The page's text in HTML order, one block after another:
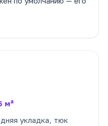
м²
укладка, тюк